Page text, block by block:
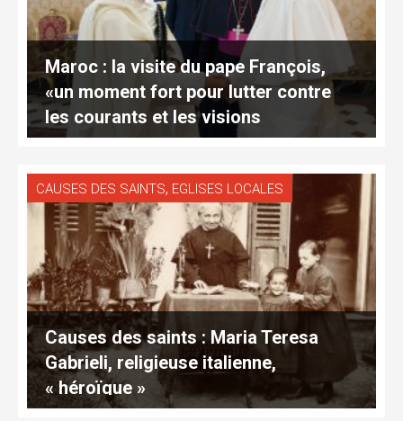
Maroc : la visite du pape François,
«un moment fort pour lutter contre
les courants et les visions
fanatiques»
CAUSES DES SAINTS, EGLISES LOCALES
Causes des saints : Maria Teresa
Gabrieli, religieuse italienne,
« héroïque »